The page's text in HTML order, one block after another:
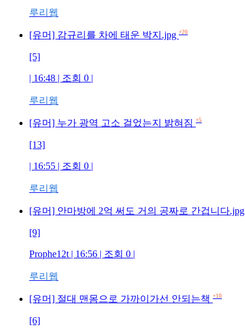
루리웹
[유머] 감규리를 차에 태운 박지.jpg +20
[5]
| 16:48 | 조회 0 |
루리웹
[유머] 누가 광역 고소 걸었는지 밝혀짐 +5
[13]
| 16:55 | 조회 0 |
루리웹
[유머] 안마방에 2억 써도 거의 공짜로 간겁니다.jpg
[9]
Prophe12t | 16:56 | 조회 0 |
루리웹
[유머] 절대 맨몸으로 가까이가선 안되는책 +10
[6]